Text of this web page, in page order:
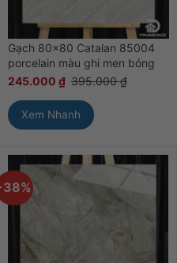
Gạch 80×80 Catalan 85004
porcelain màu ghi men bóng
245.000 ₫ 395.000₫
Xem Nhanh